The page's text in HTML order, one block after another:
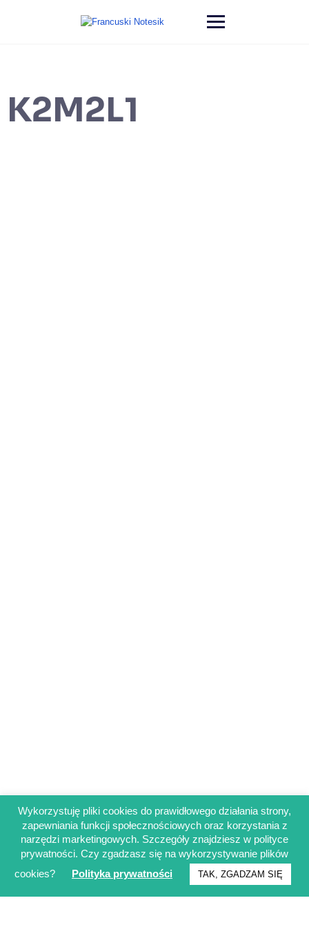
K2M2L1
Regulamin sklepu
Polityka prywatności
Obowiązek informacyjny RODO
© Francuskinotesik.pl 2025
Wykorzystuję pliki cookies do prawidłowego działania strony,
zapewniania funkcji społecznościowych oraz korzystania z
narzędzi marketingowych. Szczegóły znajdziesz w polityce
prywatności. Czy zgadzasz się na wykorzystywanie plików
cookies?
Polityka prywatności TAK, ZGADZAM SIĘ